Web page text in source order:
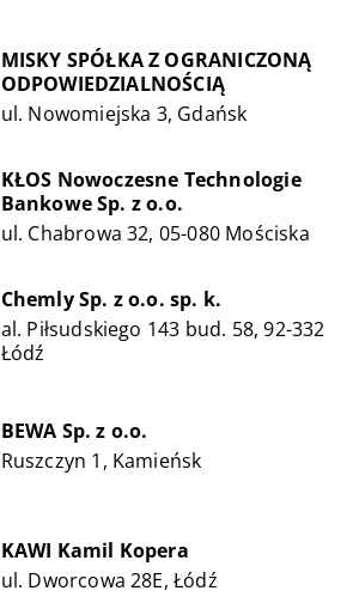
MISKY SPÓŁKA Z OGRANICZONĄ
ODPOWIEDZIALNOŚCIĄ
ul. Nowomiejska 3, Gdańsk
KŁOS Nowoczesne Technologie
Bankowe Sp. z o.o.
ul. Chabrowa 32, 05-080 Mościska
Chemly Sp. z o.o. sp. k.
al. Piłsudskiego 143 bud. 58, 92-332
Łódź
BEWA Sp. z o.o.
Ruszczyn 1, Kamieńsk
KAWI Kamil Kopera
ul. Dworcowa 28E, Łódź